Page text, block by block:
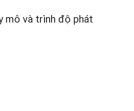
mô và trình độ phát